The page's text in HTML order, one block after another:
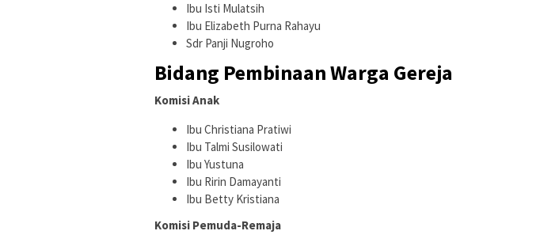
Ibu Isti Mulatsih
Ibu Elizabeth Purna Rahayu
Sdr Panji Nugroho
Bidang Pembinaan Warga Gereja
Komisi Anak
Ibu Christiana Pratiwi
Ibu Talmi Susilowati
Ibu Yustuna
Ibu Ririn Damayanti
Ibu Betty Kristiana
Komisi Pemuda-Remaja